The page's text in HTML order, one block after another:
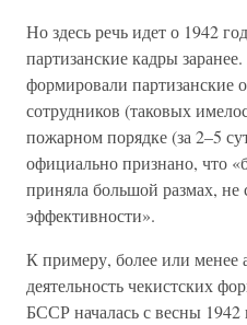
Но здесь речь идет о 1942
партизанские кадры
формировали партизанские
сотрудников (таковых
пожарном порядке (за 2–5
официально признано, что
приняла большой размах, не
эффективности».
К примеру, более или менее
деятельность чекистских
БССР началась с весны